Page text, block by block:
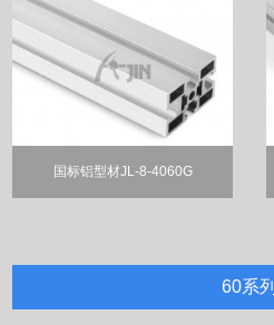
国标铝型材JL-8-4060G
60系列